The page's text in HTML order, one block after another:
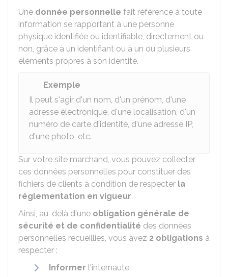
Une donnée personnelle fait référence à toute
information se rapportant à une personne
physique identifiée ou identifiable, directement ou
non, grâce à un identifiant ou à un ou plusieurs
éléments propres à son identité.
Exemple
Il peut s'agir d'un nom, d'un prénom, d'une
adresse électronique, d'une localisation, d'un
numéro de carte d'identité, d'une adresse IP,
d'une photo, etc.
Sur votre site marchand, vous pouvez collecter
ces données personnelles pour constituer des
fichiers de clients à condition de respecter la
réglementation en vigueur.
Ainsi, au-delà d'une obligation générale de
sécurité et de confidentialité des données
personnelles recueillies, vous avez 2 obligations à
respecter :
Informer l'internaute